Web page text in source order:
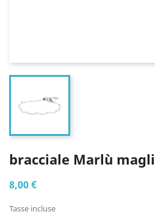
bracciale Marlù
8,00 €
Tasse incluse